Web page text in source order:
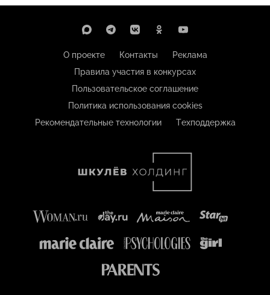
О проекте Контакты
Реклама
Правила участия в конкурсах
Пользовательское соглашение
Политика использования cookies
Рекомендательные технологии
Техподдержка